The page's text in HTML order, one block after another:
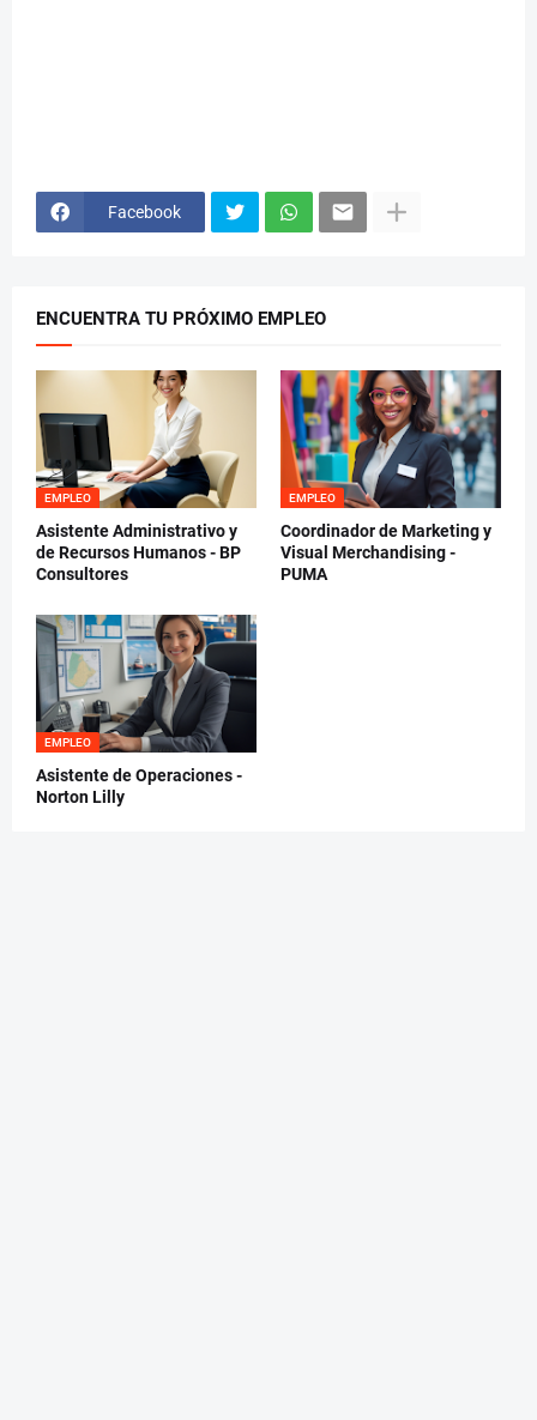
Facebook
ENCUENTRA TU PRÓXIMO EMPLEO
EMPLEO
Asistente Administrativo y
de Recursos Humanos - BP
Consultores
EMPLEO
Coordinador de Marketing y
Visual Merchandising -
PUMA
EMPLEO
Asistente de Operaciones -
Norton Lilly